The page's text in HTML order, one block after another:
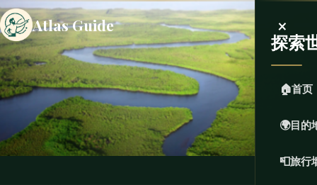
Atlas Guide ×
探索
🏠首页
🌍目的
📮旅行